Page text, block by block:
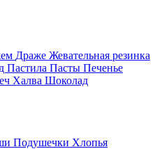
Драже Жевательная резинка
Пастила Пасты Печенье
Халва Шоколад
Подушечки Хлопья